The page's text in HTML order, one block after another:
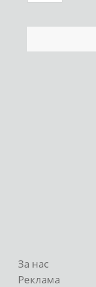
За нас
Реклама